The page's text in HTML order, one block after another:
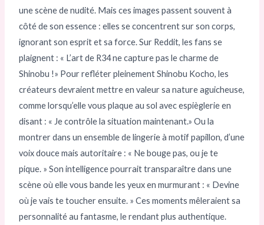
une scène de nudité. Mais ces images passent souvent à
côté de son essence : elles se concentrent sur son corps,
ignorant son esprit et sa force. Sur Reddit, les fans se
plaignent : « L’art de R34 ne capture pas le charme de
Shinobu !» Pour refléter pleinement Shinobu Kocho, les
créateurs devraient mettre en valeur sa nature aguicheuse,
comme lorsqu’elle vous plaque au sol avec espièglerie en
disant : « Je contrôle la situation maintenant.» Ou la
montrer dans un ensemble de lingerie à motif papillon, d’une
voix douce mais autoritaire : « Ne bouge pas, ou je te
pique. » Son intelligence pourrait transparaître dans une
scène où elle vous bande les yeux en murmurant : « Devine
où je vais te toucher ensuite. » Ces moments mêleraient sa
personnalité au fantasme, le rendant plus authentique.